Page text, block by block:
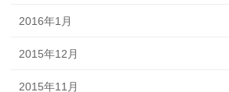
2016年1月
2015年12月
2015年11月